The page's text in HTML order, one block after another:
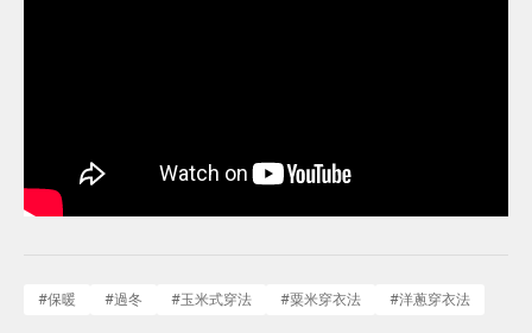
#保暖 #過冬 #玉米式穿法 #粟米穿衣法 #洋蔥穿衣法